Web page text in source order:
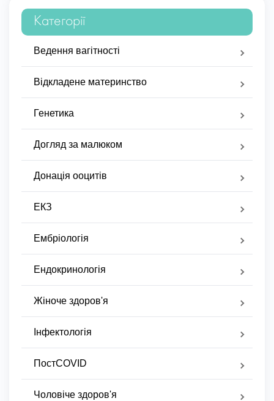
Категорії
Ведення вагітності
Відкладене материнство
Генетика
Догляд за малюком
Донація ооцитів
ЕКЗ
Ембріологія
Ендокринологія
Жіноче здоров'я
Інфектологія
ПостCOVID
Чоловіче здоров'я